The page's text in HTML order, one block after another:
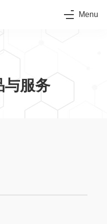
Menu
与服务